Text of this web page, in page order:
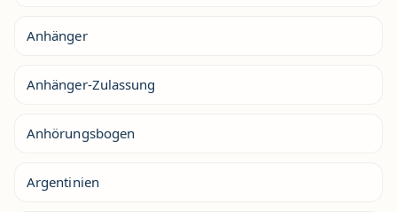
Anhänger
Anhänger-Zulassung
Anhörungsbogen
Argentinien